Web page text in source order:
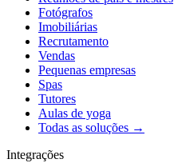
Fotógrafos
Imobiliárias
Recrutamento
Vendas
Pequenas empresas
Spas
Tutores
Aulas de yoga
Todas as soluções →
Integrações